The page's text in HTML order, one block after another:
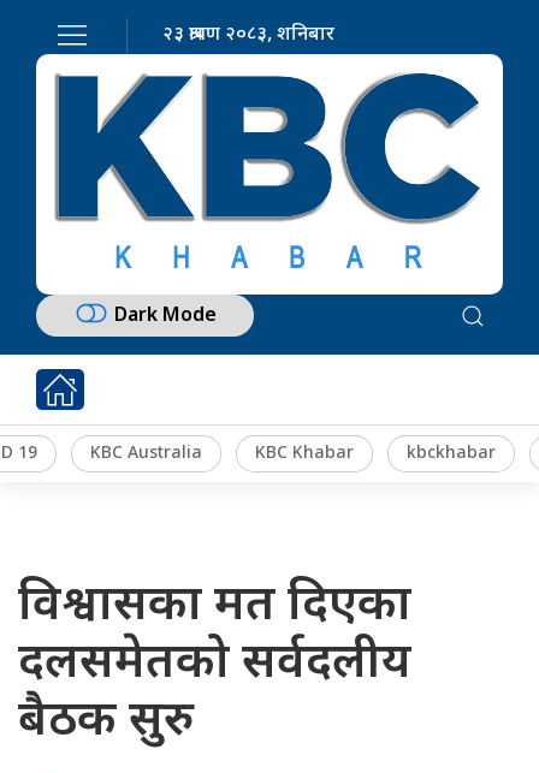
२३ श्रावण २०८३, शनिबार
Dark Mode
19 KBC Australia KBC Khabar kbckhabar
विश्वासका मत दिएका
दलसमेतको सर्वदलीय
बैठक सुरु